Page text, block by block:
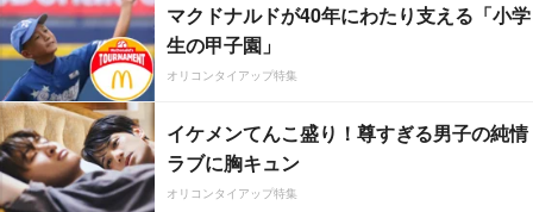
マクドナルドが40年にわたり支える「小学
生の甲子園」
オリコンタイアップ特集
イケメンてんこ盛り！尊すぎる男子の純情
ラブに胸キュン
オリコンタイアップ特集